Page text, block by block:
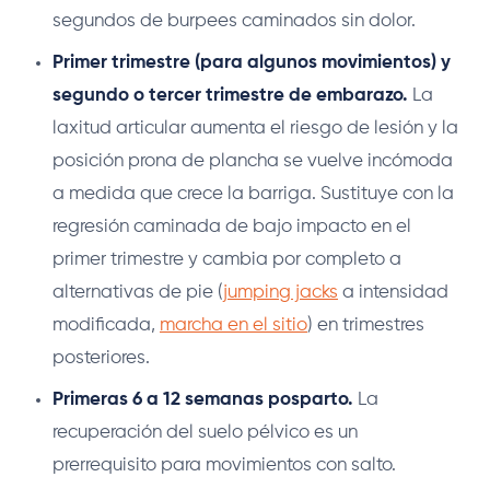
segundos de burpees caminados sin dolor.
Primer trimestre (para algunos movimientos) y
segundo o tercer trimestre de embarazo. La
laxitud articular aumenta el riesgo de lesión y la
posición prona de plancha se vuelve incómoda
a medida que crece la barriga. Sustituye con la
regresión caminada de bajo impacto en el
primer trimestre y cambia por completo a
alternativas de pie (jumping jacks a intensidad
modificada, marcha en el sitio) en trimestres
posteriores.
Primeras 6 a 12 semanas posparto. La
recuperación del suelo pélvico es un
prerrequisito para movimientos con salto.